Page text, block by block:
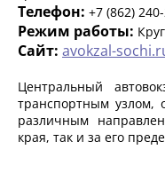
Телефон: +7 (862)
Режим работы:
Сайт: avokzal-
Центральный
транспортным узлом,
различным
края, так и за его